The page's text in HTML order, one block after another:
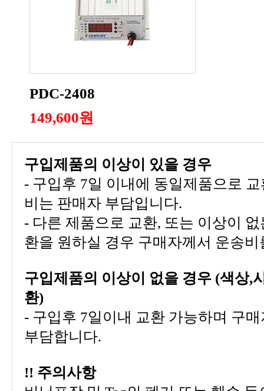
PDC-2408
149,600원
구입제품의 이상이 있을 경우
비는 판매자 부담입니다.
환을 원하실 경우 구매자께서 운송
환)
부담합니다.
!! 주의사항